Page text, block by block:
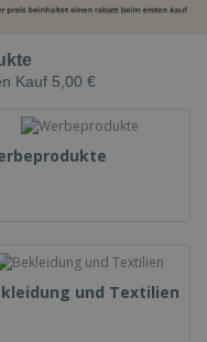
Kauf 5,00 €
und Textilien